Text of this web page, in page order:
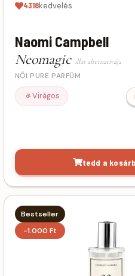
4318kedvelés
Naomi Campbell
Neomagic illat alternatívája
NŐI PURE PARFÜM
Virágos
tedd a
Bestseller
-1.000 Ft